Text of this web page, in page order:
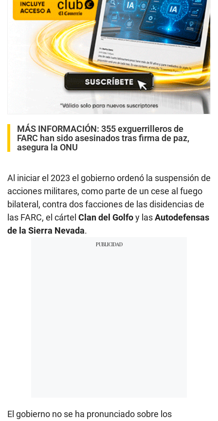
MÁS INFORMACIÓN: 355 exguerrilleros de
FARC han sido asesinados tras firma de paz,
asegura la ONU
Al iniciar el 2023 el gobierno ordenó la suspensión de
acciones militares, como parte de un cese al fuego
bilateral, contra dos facciones de las disidencias de
las FARC, el cártel Clan del Golfoy lasAutodefensas
de la Sierra Nevada.
El gobierno no se ha pronunciado sobre los